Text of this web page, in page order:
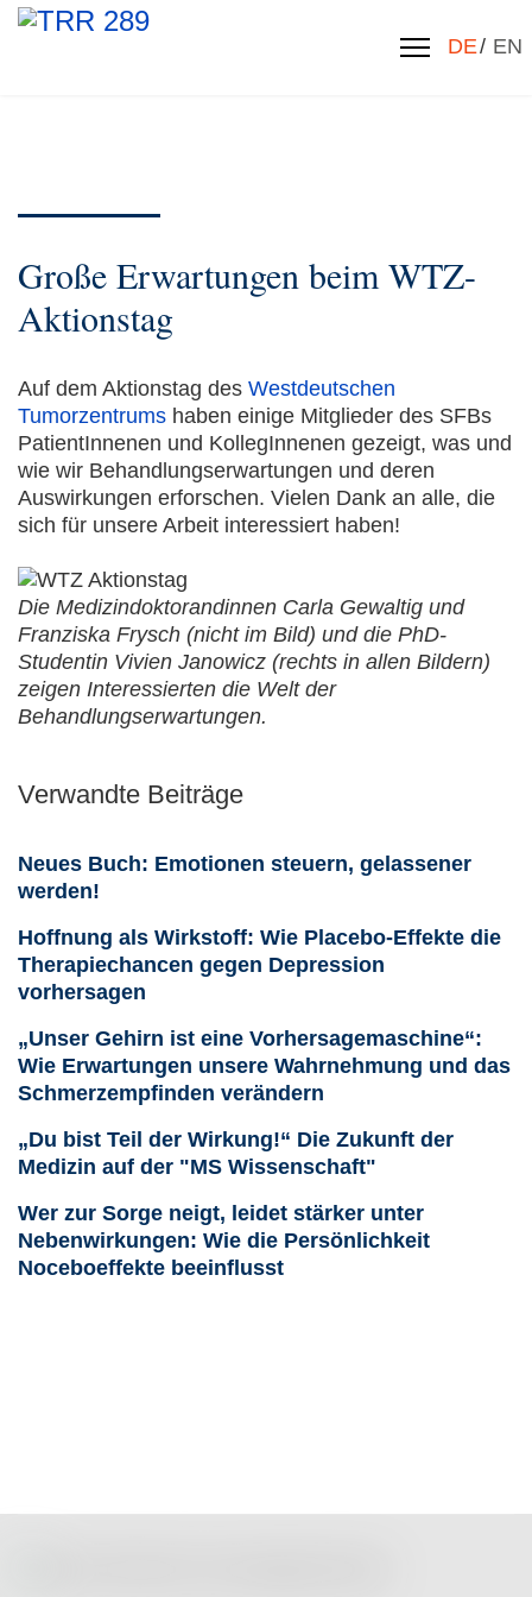
DE EN
Große Erwartungen beim WTZ-
Aktionstag
Auf dem Aktionstag des Westdeutschen
Tumorzentrums haben einige Mitglieder des SFBs
PatientInnenen und KollegInnenen gezeigt, was und
wie wir Behandlungserwartungen und deren
Auswirkungen erforschen. Vielen Dank an alle, die
sich für unsere Arbeit interessiert haben!
Die Medizindoktorandinnen Carla Gewaltig und
Franziska Frysch (nicht im Bild) und die PhD-
Studentin Vivien Janowicz (rechts in allen Bildern)
zeigen Interessierten die Welt der
Behandlungserwartungen.
Verwandte Beiträge
Neues Buch: Emotionen steuern, gelassener
werden!
Hoffnung als Wirkstoff: Wie Placebo-Effekte die
Therapiechancen gegen Depression
vorhersagen
„Unser Gehirn ist eine Vorhersagemaschine“:
Wie Erwartungen unsere Wahrnehmung und das
Schmerzempfinden verändern
„Du bist Teil der Wirkung!“ Die Zukunft der
Medizin auf der "MS Wissenschaft"
Wer zur Sorge neigt, leidet stärker unter
Nebenwirkungen: Wie die Persönlichkeit
Noceboeffekte beeinflusst